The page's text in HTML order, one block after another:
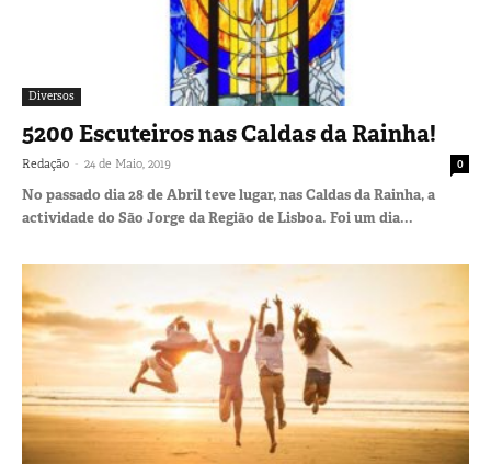
Diversos
5200 Escuteiros nas Caldas da Rainha!
Redação - 24 de Maio, 2019 0
No passado dia 28 de Abril teve lugar, nas Caldas da Rainha, a
actividade do São Jorge da Região de Lisboa. Foi um dia...